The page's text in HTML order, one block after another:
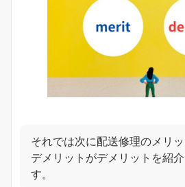
それでは次に配送修理のメリ
デメリットがデメリットを紹介
す。